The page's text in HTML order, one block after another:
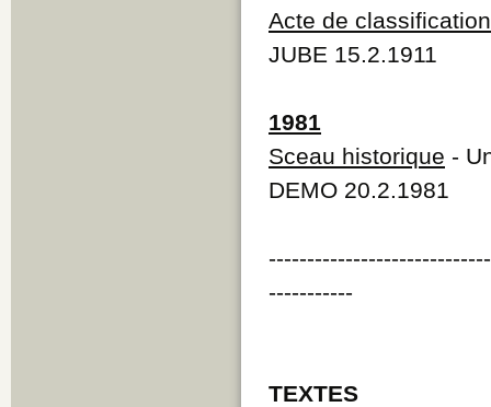
Acte de classification
JUBE 15.2.1911
1981
Sceau historique -
DEMO 20.2.1981
-----------
TEXTES